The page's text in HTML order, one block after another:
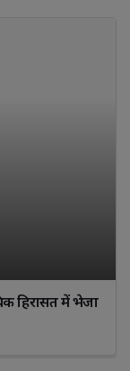
हिरासत में भेजा